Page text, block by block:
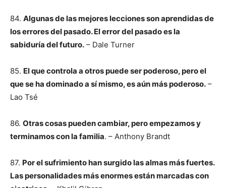
84. Algunas de las mejores lecciones son aprendidas de
los errores del pasado. El error del pasado es la
sabiduría del futuro. – Dale Turner
85. El que controla a otros puede ser poderoso, pero el
que se ha dominado a sí mismo, es aún más poderoso. –
Lao Tsé
86. Otras cosas pueden cambiar, pero empezamos y
terminamos con la familia. – Anthony Brandt
87. Por el sufrimiento han surgido las almas más fuertes.
Las personalidades más enormes están marcadas con